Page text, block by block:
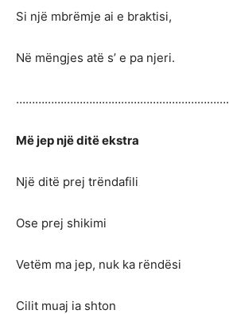
Si një mbrëmje ai e braktisi,
Në mëngjes atë s’ e pa njeri.
Më jep një ditë ekstra
Një ditë prej trëndafili
Ose prej shikimi
Vetëm ma jep, nuk ka rëndësi
Cilit muaj ia shton